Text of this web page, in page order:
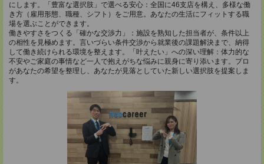
にします。「豊富な選択肢」で選べる安心：全国に46支店を構え、多様な働
き方（雇用形態、職種、シフト）をご用意。あなたの生活にフィットする職
場を選ぶことができます。
働きやすさをつくる「確かな交渉力」：施設を熟知した担当者が、条件以上
の相性を見極めます。言いづらい条件交渉から就業後の課題解決まで、納得
して働き続けられる環境を整えます。「叶えたい」への深い理解：体力的な
不安やご家庭の事情など一人で抱えがちな悩みに親身に寄り添います。プロ
があなたの希望を整理し、あなたが見落としていた新しい選択肢を提案しま
す。